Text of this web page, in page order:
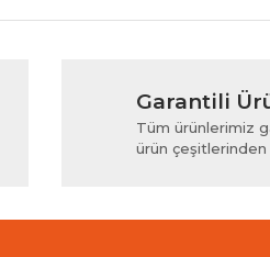
Yorum
ve diğer konularda yetersiz
Garantili
Tüm ürünlerimiz
ürün çeşitlerinden